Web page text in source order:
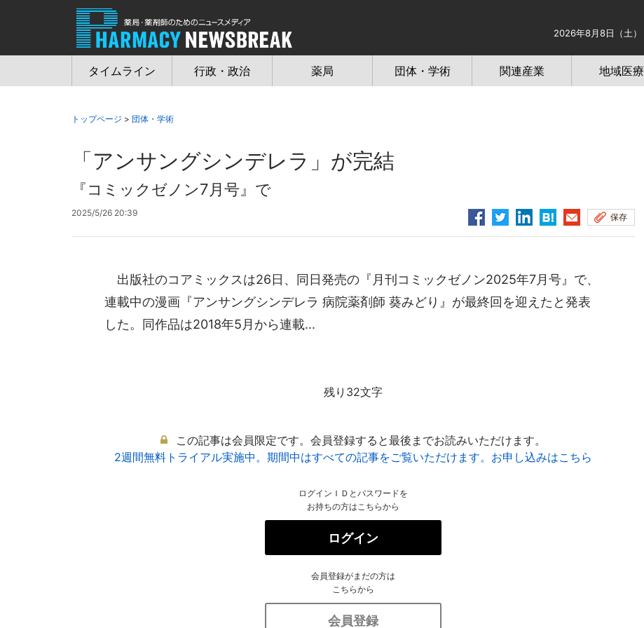
2026年8月8日（土）
タイムライン 行政・政治 薬局 団体・学術 関連産業 地域医療
トップページ > 団体・学術
「アンサングシンデレラ」が完結
『コミックゼノン7月号』で
2025/5/26 20:39 保存
出版社のコアミックスは26日、同日発売の『月刊コミックゼノン2025年7月号』で、
連載中の漫画『アンサングシンデレラ 病院薬剤師 葵みどり』が最終回を迎えたと発表
した。同作品は2018年5月から連載...
残り32文字
この記事は会員限定です。会員登録すると最後までお読みいただけます。
2週間無料トライアル実施中。期間中はすべての記事をご覧いただけます。お申し込みはこちら
ログインＩＤとパスワードを
お持ちの方はこちらから
ログイン
会員登録がまだの方は
こちらから
会員登録